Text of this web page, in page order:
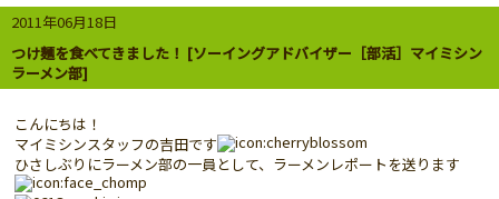
2011年06月18日
つけ麺を食べてきました！ [ソーイングアドバイザー［部活］マイミシン
ラーメン部]
こんにちは！
マイミシンスタッフの吉田です
ひさしぶりにラーメン部の一員として、ラーメンレポートを送ります